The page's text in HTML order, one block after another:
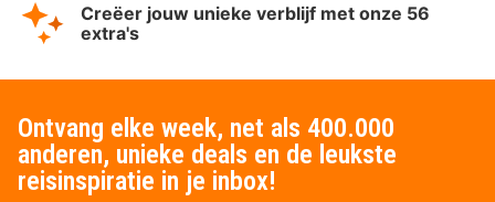
Creëer jouw unieke verblijf met onze 56
extra's
Ontvang elke week, net als 400.000
anderen, unieke deals en de leukste
reisinspiratie in je inbox!